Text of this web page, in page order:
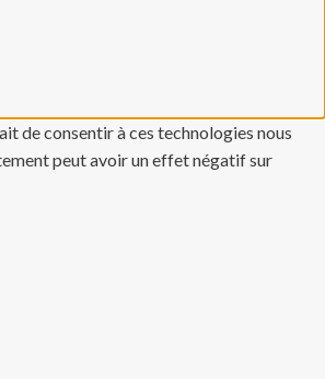
de consentir à ces technologies nous
peut avoir un effet négatif sur